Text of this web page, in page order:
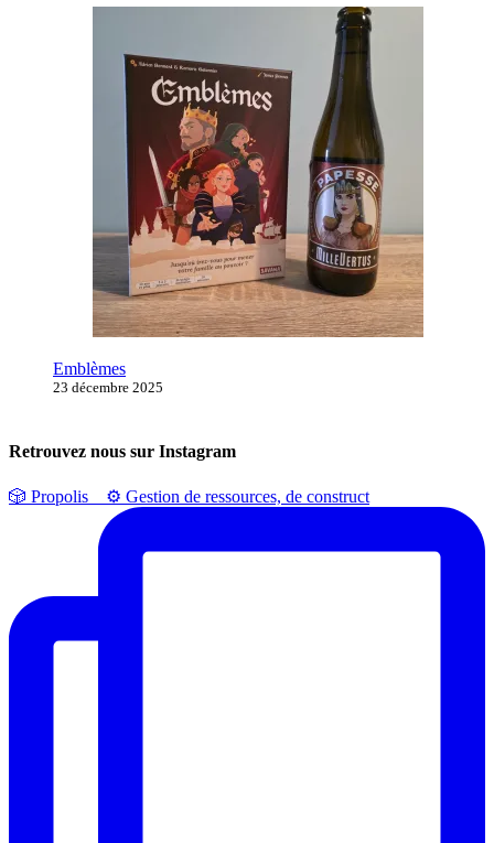
Emblèmes
23 décembre 2025
Retrouvez nous sur Instagram
🎲 Propolis⠀ ⚙️ Gestion de ressources, de construct